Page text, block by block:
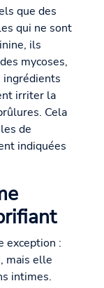
que des
qui ne sont
ils
mycoses,
ingrédients
irriter la
Cela
de
indiquées
exception :
mais elle
intimes.